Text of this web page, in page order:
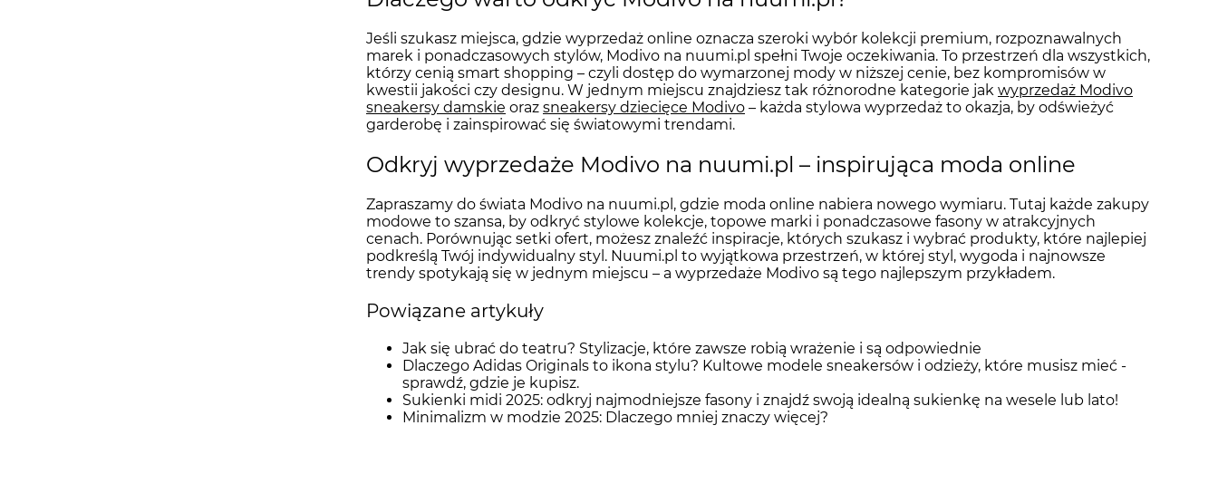
Jeśli szukasz miejsca, gdzie wyprzedaż online oznacza szeroki wybór kolekcji premium, rozpoznawalnych
marek i ponadczasowych stylów, Modivo na nuumi.pl spełni Twoje oczekiwania. To przestrzeń dla wszystkich,
którzy cenią smart shopping – czyli dostęp do wymarzonej mody w niższej cenie, bez kompromisów w
kwestii jakości czy designu. W jednym miejscu znajdziesz tak różnorodne kategorie jak wyprzedaż Modivo
sneakersy damskie oraz sneakersy dziecięce Modivo – każda stylowa wyprzedaż to okazja, by odświeżyć
garderobę i zainspirować się światowymi trendami.
Odkryj wyprzedaże Modivo na nuumi.pl – inspirująca moda online
Zapraszamy do świata Modivo na nuumi.pl, gdzie moda online nabiera nowego wymiaru. Tutaj każde zakupy
modowe to szansa, by odkryć stylowe kolekcje, topowe marki i ponadczasowe fasony w atrakcyjnych
cenach. Porównując setki ofert, możesz znaleźć inspiracje, których szukasz i wybrać produkty, które najlepiej
podkreślą Twój indywidualny styl. Nuumi.pl to wyjątkowa przestrzeń, w której styl, wygoda i najnowsze
trendy spotykają się w jednym miejscu – a wyprzedaże Modivo są tego najlepszym przykładem.
Powiązane artykuły
Jak się ubrać do teatru? Stylizacje, które zawsze robią wrażenie i są odpowiednie
Dlaczego Adidas Originals to ikona stylu? Kultowe modele sneakersów i odzieży, które musisz mieć -
sprawdź, gdzie je kupisz.
Sukienki midi 2025: odkryj najmodniejsze fasony i znajdź swoją idealną sukienkę na wesele lub lato!
Minimalizm w modzie 2025: Dlaczego mniej znaczy więcej?